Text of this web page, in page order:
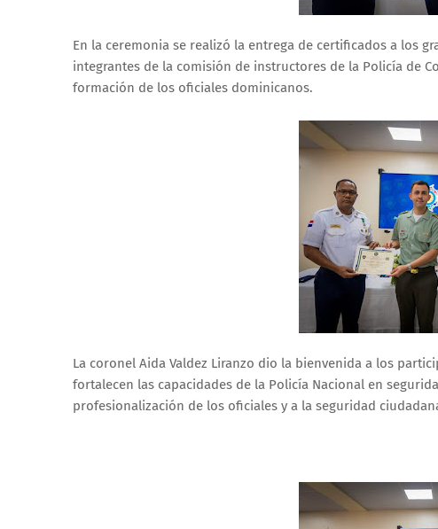
En la ceremonia se realizó la entrega de certificados a los
integrantes de la comisión de instructores de la Policía de
formación de los oficiales dominicanos.
La coronel Aida Valdez Liranzo dio la bienvenida a los
fortalecen las capacidades de la Policía Nacional en
profesionalización de los oficiales y a la seguridad